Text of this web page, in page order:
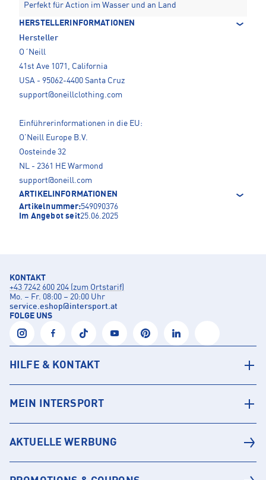
Perfekt für Action im Wasser und an Land
HERSTELLERINFORMATIONEN
Hersteller
O´Neill
41st Ave 1071, California
USA - 95062-4400 Santa Cruz
support@oneillclothing.com
Einführerinformationen in die EU:
O’Neill Europe B.V.
Oosteinde 32
NL - 2361 HE Warmond
support@oneill.com
ARTIKELINFORMATIONEN
Artikelnummer:549090376
Im Angebot seit25.06.2025
KONTAKT
+43 7242 600 204 (zum Ortstarif)
Mo. – Fr. 08:00 – 20:00 Uhr
service.eshop@intersport.at
FOLGE UNS
HILFE & KONTAKT
MEIN INTERSPORT
AKTUELLE WERBUNG